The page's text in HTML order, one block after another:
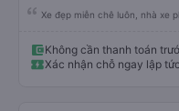
Xe đẹp miễn chê luôn, nhà xe
Không cần thanh toán
Xác nhận chỗ ngay lập tức